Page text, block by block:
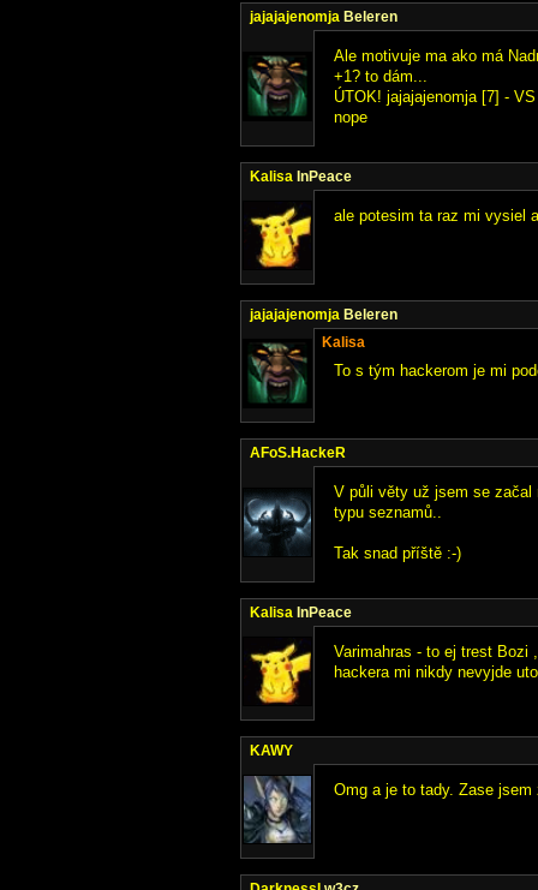
jajajajenomja Beleren
Ale motivuje ma ako má
+1? to dám...
ÚTOK! jajajajenomja [7] -
nope
Kalisa InPeace
ale potesim ta raz mi vysiel
jajajajenomja Beleren
Kalisa
To s tým hackerom je mi
AFoS.HackeR
V půli věty už jsem se začal
typu seznamů..
Tak snad příště :-)
Kalisa InPeace
Varimahras - to ej trest Bozi
hackera mi nikdy nevyjde
KAWY
Omg a je to tady. Zase jsem